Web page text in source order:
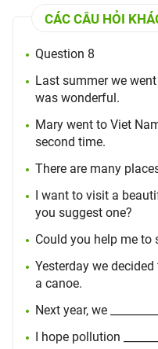
CÁC CÂU HỎI
Question 8
Last summer we went
was wonderful.
Mary went to Viet
second time.
There are many
I want to visit a
you suggest one?
Could you help me to
Yesterday we
a canoe.
Next year, we
I hope pollution